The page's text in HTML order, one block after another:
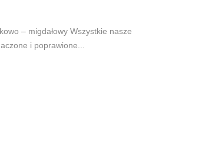
– migdałowy Wszystkie nasze
i poprawione...